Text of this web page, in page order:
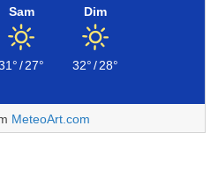
Sam
/27°
Dim
32°/28°
MeteoArt.com